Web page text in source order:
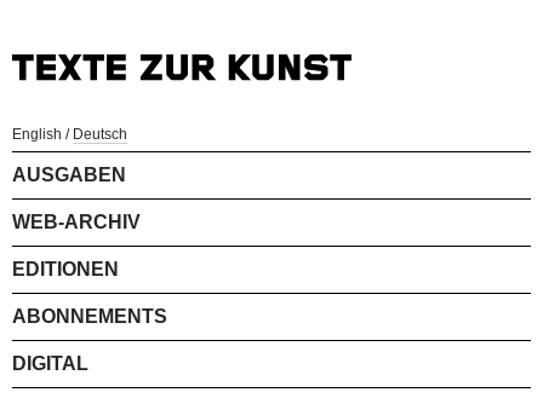
English / Deutsch
AUSGABEN
WEB-ARCHIV
EDITIONEN
ABONNEMENTS
DIGITAL